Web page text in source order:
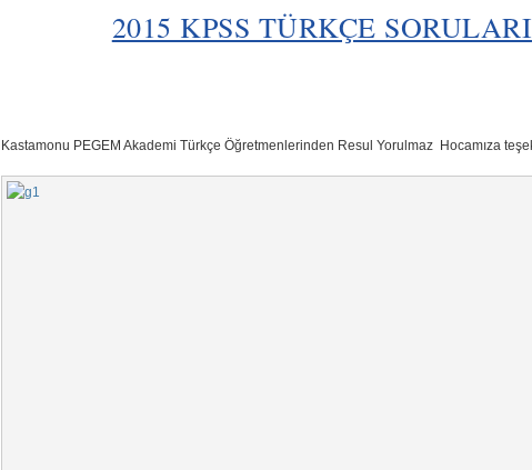
2015 KPSS TÜRKÇE SORULARI
Kastamonu PEGEM Akademi Türkçe Öğretmenlerinden Resul Yorulmaz Hocamıza